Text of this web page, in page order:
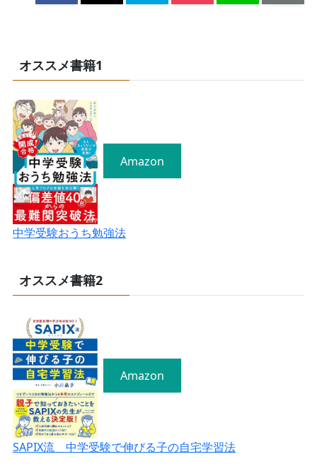
オススメ書籍1
Amazon
中学受験おうち勉強法
オススメ書籍2
Amazon
SAPIX流 中学受験で伸びる子の自宅学習法